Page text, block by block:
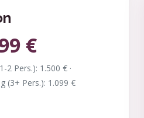
€
2 Pers.): 1.500 € ·
(3+ Pers.): 1.099 €